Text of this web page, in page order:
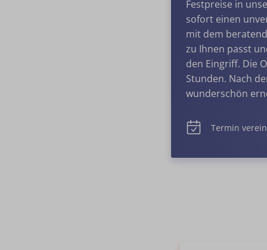
Festpreise in
sofort einen
mit dem
zu Ihnen passt
den Eingriff. Die
Stunden. Nach
wunderschön
Termin